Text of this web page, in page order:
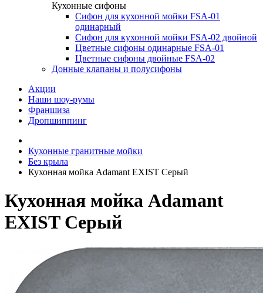
Кухонные сифоны
Сифон для кухонной мойки FSA-01
одинарный
Сифон для кухонной мойки FSA-02 двойной
Цветные сифоны одинарные FSA-01
Цветные сифоны двойные FSA-02
Донные клапаны и полусифоны
Акции
Наши шоу-румы
Франшиза
Дропшиппинг
Кухонные гранитные мойки
Без крыла
Кухонная мойка Adamant EXIST Серый
Кухонная мойка Adamant
EXIST Серый